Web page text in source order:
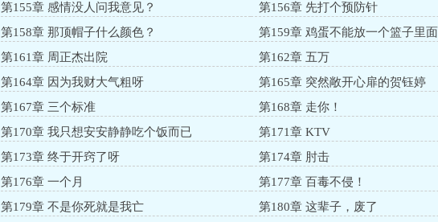
第155章 感情没人问我意见？
第156章 先打个预防针
第158章 那顶帽子什么颜色？
第159章 鸡蛋不能放一个篮子里面
第161章 周正杰出院
第162章 五万
第164章 因为我财大气粗呀
第165章 突然敞开心扉的贺钰婷
第167章 三个标准
第168章 走你！
第170章 我只想安安静静吃个饭而已
第171章 KTV
第173章 终于开窍了呀
第174章 肘击
第176章 一个月
第177章 百毒不侵！
第179章 不是你死就是我亡
第180章 这辈子，废了